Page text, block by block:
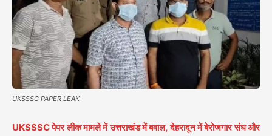
UKSSSC PAPER LEAK
UKSSSC पेपर लीक मामले में उत्तराखंड में बवाल, देहरादून में बेरोजगार संघ और